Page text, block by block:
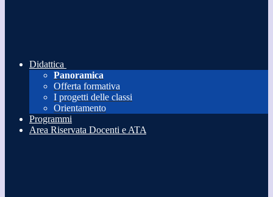
Didattica
Panoramica
Offerta formativa
I progetti delle classi
Orientamento
Programmi
Area Riservata Docenti e ATA